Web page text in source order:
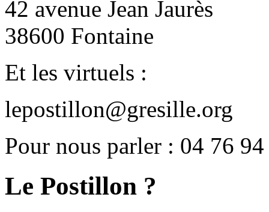
42 avenue Jean Jaurès
38600 Fontaine
Et les virtuels :
lepostillon@gresille.org
Pour nous parler : 04 76
Le Postillon ?